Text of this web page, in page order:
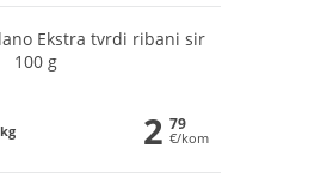
Ekstra tvrdi ribani sir
100 g
2 79
€/kom